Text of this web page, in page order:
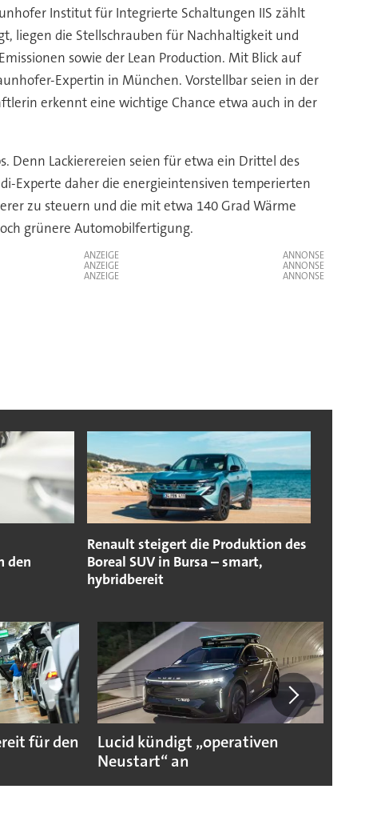
Institut für Integrierte Schaltungen IIS zählt
liegen die Stellschrauben für Nachhaltigkeit und
sowie der Lean Production. Mit Blick auf
Expertin in München. Vorstellbar seien in der
erkennt eine wichtige Chance etwa auch in der
Denn Lackierereien seien für etwa ein Drittel des
Experte daher die energieintensiven temperierten
zu steuern und die mit etwa 140 Grad Wärme
grünere Automobilfertigung.
ANZEIGE
ANZEIGE
ANZEIGE
den
Renault steigert die Produktion des
Boreal SUV in Bursa – smart,
hybridbereit
für den
Lucid kündigt „operativen
Neustart“ an